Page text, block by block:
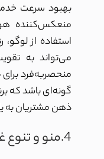
بهبود سرعت
منعکس‌کننده
استفاده از
می‌تواند به
منحصربه‌فرد
گونه‌ای باشد که
ذهن مشتریان به
4.منو و تنوع غذاها